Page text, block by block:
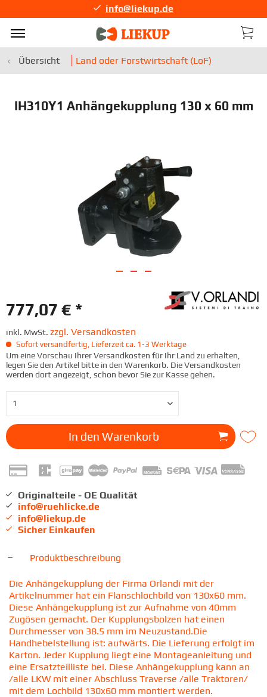
info@liekup.de
Übersicht Land oder Forstwirtschaft (LoF)
IH310Y1 Anhängekupplung 130 x 60 mm
777,07 € *
inkl. MwSt. zzgl. Versandkosten
Sofort versandfertig, Lieferzeit ca. 1-3 Werktage
Um eine Vorschau Ihrer Versandkosten für Ihr Land zu erhalten,
legen Sie den Artikel bitte in den Warenkorb. Die Versandkosten
werden dort angezeigt, schon bevor Sie zur Kasse gehen.
In den Warenkorb
Originalteile - OE Qualität
info@ruehlicke.de
info@liekup.de
Sicher Einkaufen
Produktbeschreibung
Die Anhängekupplung der Firma Orlandi mit der
Artikelnummer hat ein Flanschlochbild von 130x60 mm.
Diese Anhängekupplung ist zur Aufnahme von 40mm
Zugösen gemacht. Der Kupplungsbolzen hat einen
Durchmesser von 38.5 mm im Neuzustand.Die
Handhebelstellung ist: aufwärts. Die Lieferung erfolgt im
Karton. Jeder Kupplung liegt eine Montageanleitung und
eine Ersatzteilliste bei. Diese Anhängekupplung kann an
/alle LKW mit einer Abschluss Traverse /alle Traktoren/
mit dem Lochbild 130x60 mm montiert werden.